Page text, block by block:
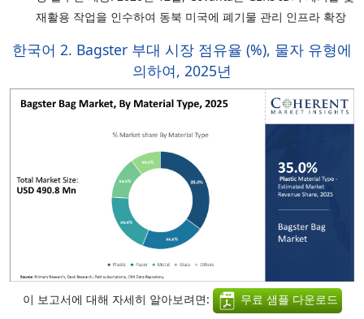
재활용 작업을 인수하여 동북 미국에 폐기물 관리 인프라 확장
한국어 2. Bagster 부대 시장 점유율 (%), 물자 유형에
의하여, 2025년
이 보고서에 대해 자세히 알아보려면: 무료 샘플 다운로드